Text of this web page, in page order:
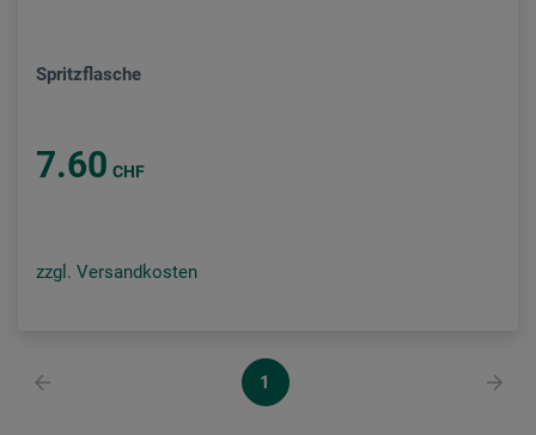
Spritzflasche
7.60 CHF
zzgl. Versandkosten
1